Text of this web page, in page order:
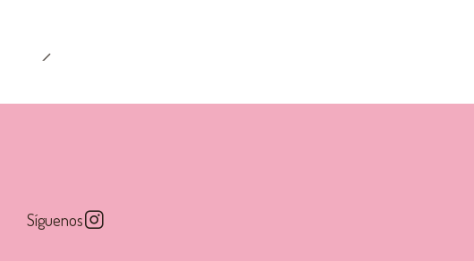
Síguenos